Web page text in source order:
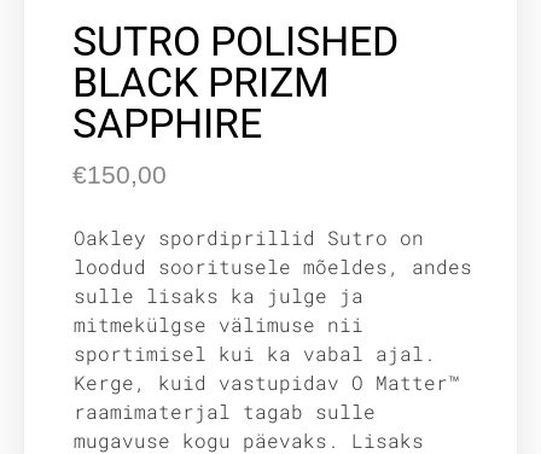
SUTRO POLISHED
BLACK PRIZM
SAPPHIRE
€150,00
Oakley spordiprillid Sutro on
loodud sooritusele mõeldes, andes
sulle lisaks ka julge ja
mitmekülgse välimuse nii
sportimisel kui ka vabal ajal.
Kerge, kuid vastupidav O Matter™
raamimaterjal tagab sulle
mugavuse kogu päevaks. Lisaks